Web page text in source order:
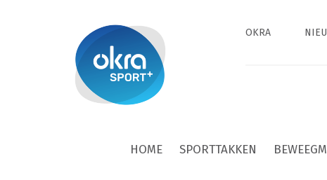
OKRA
HOME SPORTTAKKEN